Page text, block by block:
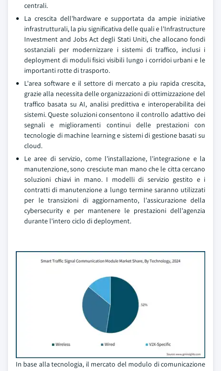
centrali.
La crescita dell'hardware e supportata da ampie iniziative
infrastrutturali, la piu significativa delle quali e l'Infrastructure
Investment and Jobs Act degli Stati Uniti, che allocano fondi
sostanziali per modernizzare i sistemi di traffico, inclusi i
deployment di moduli fisici visibili lungo i corridoi urbani e le
importanti rotte di trasporto.
L'area software e il settore di mercato a piu rapida crescita,
grazie alla necessita delle organizzazioni di ottimizzazione del
traffico basata su AI, analisi predittiva e interoperabilita dei
sistemi. Queste soluzioni consentono il controllo adattivo dei
segnali e miglioramenti continui delle prestazioni con
tecnologie di machine learning e sistemi di gestione basati su
cloud.
Le aree di servizio, come l'installazione, l'integrazione e la
manutenzione, sono cresciute man mano che le citta cercano
soluzioni chiavi in mano. I modelli di servizio gestito e i
contratti di manutenzione a lungo termine saranno utilizzati
per le transizioni di aggiornamento, l'assicurazione della
cybersecurity e per mantenere le prestazioni dell'agenzia
durante l'intero ciclo di deployment.
In base alla tecnologia, il mercato del modulo di comunicazione